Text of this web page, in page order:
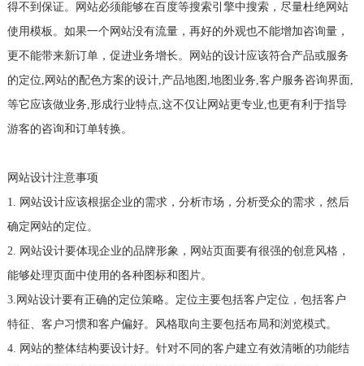
得不到保证。网站必须能够在百度等搜索引擎中搜索，尽量杜绝网站
使用模板。如果一个网站没有流量，再好的外观也不能增加咨询量，
更不能带来新订单，促进业务增长。网站的设计应该符合产品或服务
的定位,网站的配色方案的设计,产品地图,地图业务,客户服务咨询界面,
等它应该做业务,形成行业特点,这不仅让网站更专业,也更有利于指导
游客的咨询和订单转换。
网站设计注意事项
1. 网站设计应该根据企业的需求，分析市场，分析受众的需求，然后
确定网站的定位。
2. 网站设计要体现企业的品牌形象，网站页面要有很强的创意风格，
能够处理页面中使用的各种图标和图片。
3.网站设计要有正确的定位策略。定位主要包括客户定位，包括客户
特征、客户习惯和客户偏好。风格取向主要包括布局和浏览模式。
4. 网站的整体结构要设计好。针对不同的客户建立有效清晰的功能结